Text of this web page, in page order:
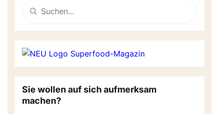
Sie wollen auf sich aufmerksam
machen?